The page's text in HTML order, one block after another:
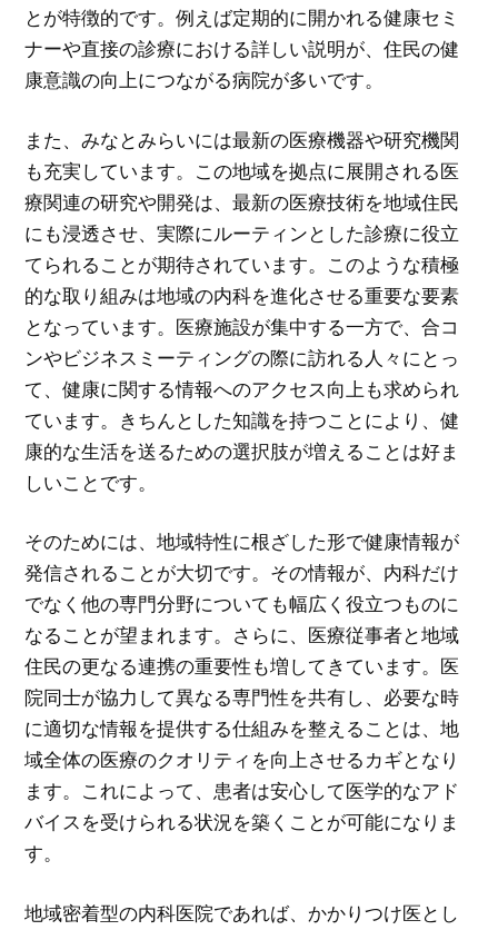
とが特徴的です。例えば定期的に開かれる健康セミ
ナーや直接の診療における詳しい説明が、住民の健
康意識の向上につながる病院が多いです。
また、みなとみらいには最新の医療機器や研究機関
も充実しています。この地域を拠点に展開される医
療関連の研究や開発は、最新の医療技術を地域住民
にも浸透させ、実際にルーティンとした診療に役立
てられることが期待されています。このような積極
的な取り組みは地域の内科を進化させる重要な要素
となっています。医療施設が集中する一方で、合コ
ンやビジネスミーティングの際に訪れる人々にとっ
て、健康に関する情報へのアクセス向上も求められ
ています。きちんとした知識を持つことにより、健
康的な生活を送るための選択肢が増えることは好ま
しいことです。
そのためには、地域特性に根ざした形で健康情報が
発信されることが大切です。その情報が、内科だけ
でなく他の専門分野についても幅広く役立つものに
なることが望まれます。さらに、医療従事者と地域
住民の更なる連携の重要性も増してきています。医
院同士が協力して異なる専門性を共有し、必要な時
に適切な情報を提供する仕組みを整えることは、地
域全体の医療のクオリティを向上させるカギとなり
ます。これによって、患者は安心して医学的なアド
バイスを受けられる状況を築くことが可能になりま
す。
地域密着型の内科医院であれば、かかりつけ医とし